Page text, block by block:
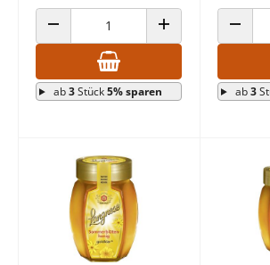
ANZAHL VERRINGERN ANZAHL ERHÖHEN
ab3Stück5% sparen ab3